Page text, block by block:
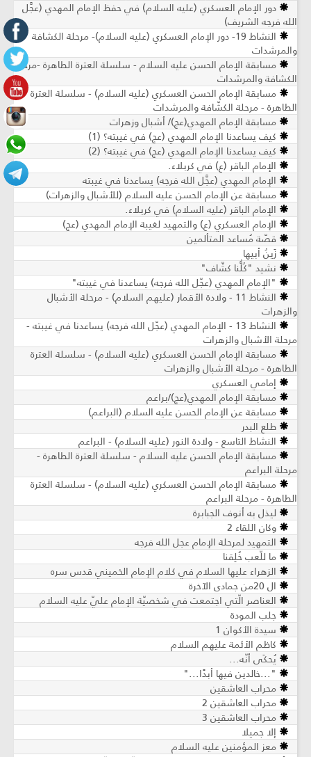
دور الإمام العسكري (عليه السلام) في حفظ الإمام المهدي (عجَّل
الله فرجه الشريف)
النشاط 19- دور الإمام العسكري (عليه السلام)- مرحلة الكشافة
والمرشدات
مسابقة الإمام الحسن عليه السلام - سلسلة العترة الطاهرة -مرحلة
الكشافة والمرشدات
مسابقة الإمام الحسن العسكري (عليه السلام) - سلسلة العترة
الطاهرة - مرحلة الكشّافة والمرشدات
مسابقة الإمام المهدي(عج)/ أشبال وزهرات
كيف يساعدنا الإمام المهدي (عج) في غيبته؟ (1)
كيف يساعدنا الإمام المهدي (عج) في غيبته؟ (2)
الإمام الباقر (ع) في كربلاء.
الإمام المهدي (عجَّل الله فرجه) يساعدنا في غيبته
مسابقة عن الإمام الحسن عليه السلام (للأشبال والزهرات)
الإمام الباقر (عليه السلام) في كربلاء.
الإمام العسكري (ع) والتمهيد لغيبة الإمام المهدي (عج)
قصّة مُساعد المتألمين
زَينُ أبيها
نشيد "كُلُّنا كشّاف"
"الإمام المهدي (عجّل الله فرجه) يساعدنا في غيبته"
النشاط 11 - ولادة الأقمار (عليهم السلام) - مرحلة الأشبال
والزهرات
النشاط 13 - الإمام المهدي (عجّل الله فرجه) يساعدنا في غيبته -
مرحلة الأشبال والزهرات
مسابقة الإمام الحسن العسكري (عليه السلام) - سلسلة العترة
الطاهرة - مرحلة الأشبال والزهرات
إمامي العسكري
مسابقة الإمام المهدي(عج)/براعم
مسابقة عن الإمام الحسن عليه السلام (البراعم)
طلع البدر
النشاط التاسع - ولادة النور (عليه السلام) - البراعم
مسابقة الإمام الحسن عليه السلام - سلسلة العترة الطاهرة -
مرحلة البراعم
مسابقة الإمام الحسن العسكري (عليه السلام) - سلسلة العترة
الطاهرة - مرحلة البراعم
ليذل به أنوف الجبابرة
وكان اللقاء 2
التمهيد لمرحلة الإمام عجل الله فرجه
ما للّعب خُلِقنا
الزهراء عليها السلام في كلام الإمام الخميني قدس سره
ال 20من جمادى الآخرة
العناصر الّتي اجتمعت في شخصيّة الإمام عليّ عليه السلام
جلب المودة
سيدة الأكوان 1
كاظم الأئمة عليهم السلام
يُحكَى أنّه...
"...خالدين فيها أبدًا..."
محراب العاشقين
محراب العاشقين 2
محراب العاشقين 3
إلا جميلا
معز المؤمنين عليه السلام